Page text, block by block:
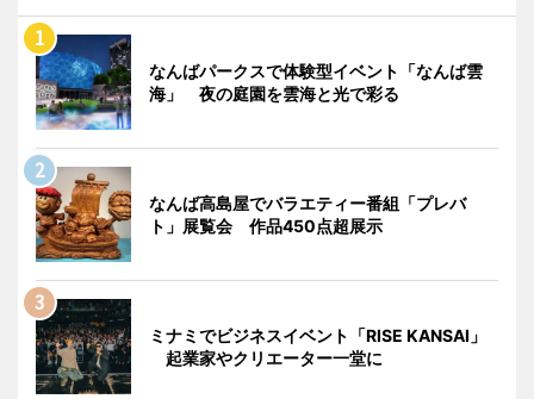
なんばパークスで体験型イベント「なんば雲
海」 夜の庭園を雲海と光で彩る
なんば高島屋でバラエティー番組「プレバ
ト」展覧会 作品450点超展示
ミナミでビジネスイベント「RISE KANSAI」
起業家やクリエーター一堂に